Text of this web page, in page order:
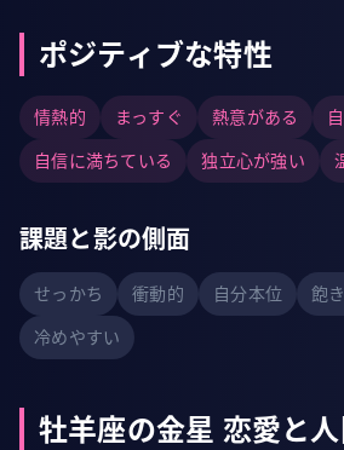
ポジティブな特性
情熱的 まっすぐ 熱意がある
自信に満ちている
独立心が強い
課題と影の側面
せっかち 衝動的 自分本位 飽
冷めやすい
牡羊座の金星 恋愛と